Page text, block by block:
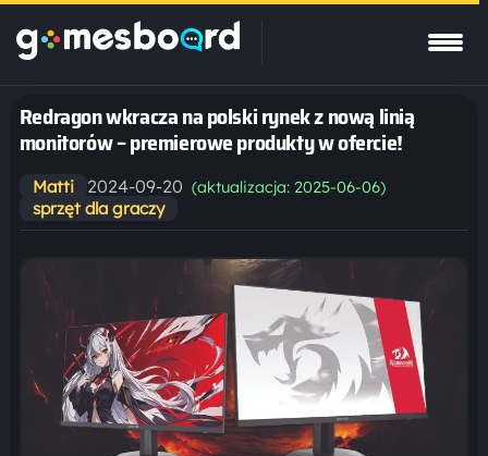
Redragon wkracza na polski rynek z nową linią
monitorów – premierowe produkty w ofercie!
Matti 2024-09-20 (aktualizacja: 2025-06-06)
sprzęt dla graczy